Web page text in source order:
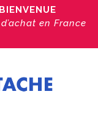
d’achat en France